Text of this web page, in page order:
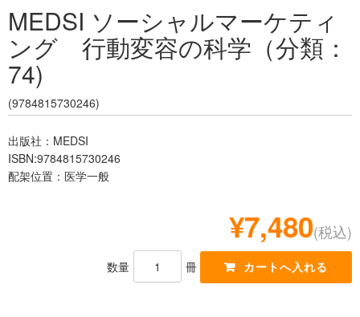
レジデント
MEDSI ソーシャルマーケティ
ング 行動変容の科学（分類：
74)
(9784815730246)
出版社：MEDSI
ISBN:9784815730246
配架位置：医学一般
¥7,480(税込)
数量 冊